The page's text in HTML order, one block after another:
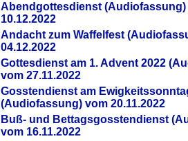
Abendgottesdienst (Audiofassung)
10.12.2022
Andacht zum Waffelfest
04.12.2022
Gottesdienst am 1. Advent 2022
vom 27.11.2022
Gosstendienst am
(Audiofassung) vom 20.11.2022
Buß- und Bettagsgosstendienst
vom 16.11.2022